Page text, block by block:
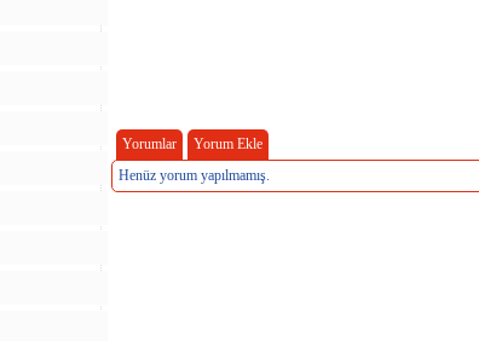
Yorumlar
Yorum Ekle
Henüz yorum yapılmamış.